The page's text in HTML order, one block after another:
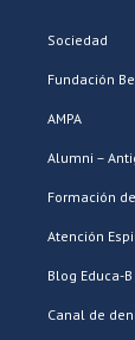
Sociedad
Fundación
AMPA
Alumni –
Formación
Atención
Blog Educa-B
Canal de